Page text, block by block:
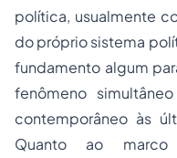
política, usualmente
do próprio sistema
fundamento algum
fenômeno
contemporâneo às
Quanto ao